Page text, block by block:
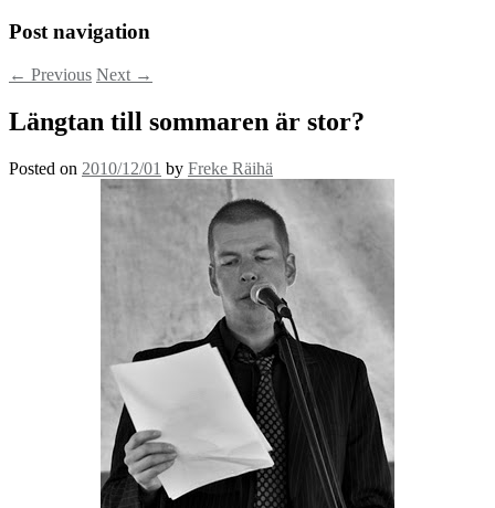
Post navigation
← Previous Next →
Längtan till sommaren är stor?
Posted on 2010/12/01 by Freke Räihä